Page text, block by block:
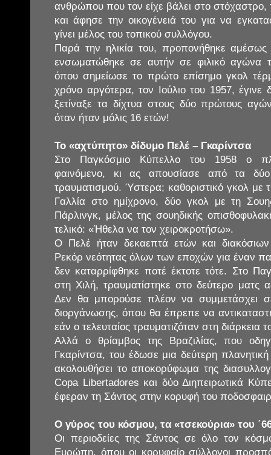
ανθρώπου που τον είχε βάλει στο
και άφησε την οικογένειά του για να
γίνει μέλος του τοπικού συλλόγου.
Παρά την ηλικία του, προπονήθηκε
ενσωματώθηκε σε αυτήν σε φιλικό αγώνα
όπου σημείωσε το πρώτο επίσημο γκολ
χρόνο αργότερα, τον Ιούλιο του 1957, έγινε
ξετίναξε τα δίχτυα στους δύο πρώτους
όταν ήταν μόλις 16 ετών!
Το «αχτύπητο» δίδυμο Πελέ – Γκαρίντσα
Στο Παγκόσμιο Κύπελλο του 1958 ο
φαινόμενο, κι ας απουσίασε από τα
τραυματισμού. Ύστερα; καθοριστικό γκολ με
Γαλλία στο ημίχρονο, δύο γκολ με τη
Πάρλινγκ, μέλος της σουηδικής
τελικό: «Ήθελα να τον χειροκροτήσω».
Ο Πελέ ήταν δεκαεπτά ετών και
Ρεκόρ νεότητας όλων των εποχών για έναν
δεν καταρρίφθηκε ποτέ έκτοτε τότε. Στο
στη Χιλή, τραυματίστηκε στο δεύτερο
Δεν θα μπορούσε πλέον να συμμετάσχει
διοργάνωσης, όπου θα έπρεπε να
εάν ο τελευταίος τραυματιζόταν στη διάρκεια
Αλλά ο θρίαμβος της Βραζιλίας, που
Γκαρίντσα, του έδωσε μια δεύτερη
ακολουθήσει το αποκορύφωμα της
Copa Libertadores και δύο Διηπειρωτικά
έφεραν τη Σάντος στην κορυφή του
Ο γύρος του κόσμου, τα «τσεκούρια» του
Οι περιοδείες της Σάντος σε όλο τον
Ευρώπη, όπου οι κορυφαίο σύλλογοι